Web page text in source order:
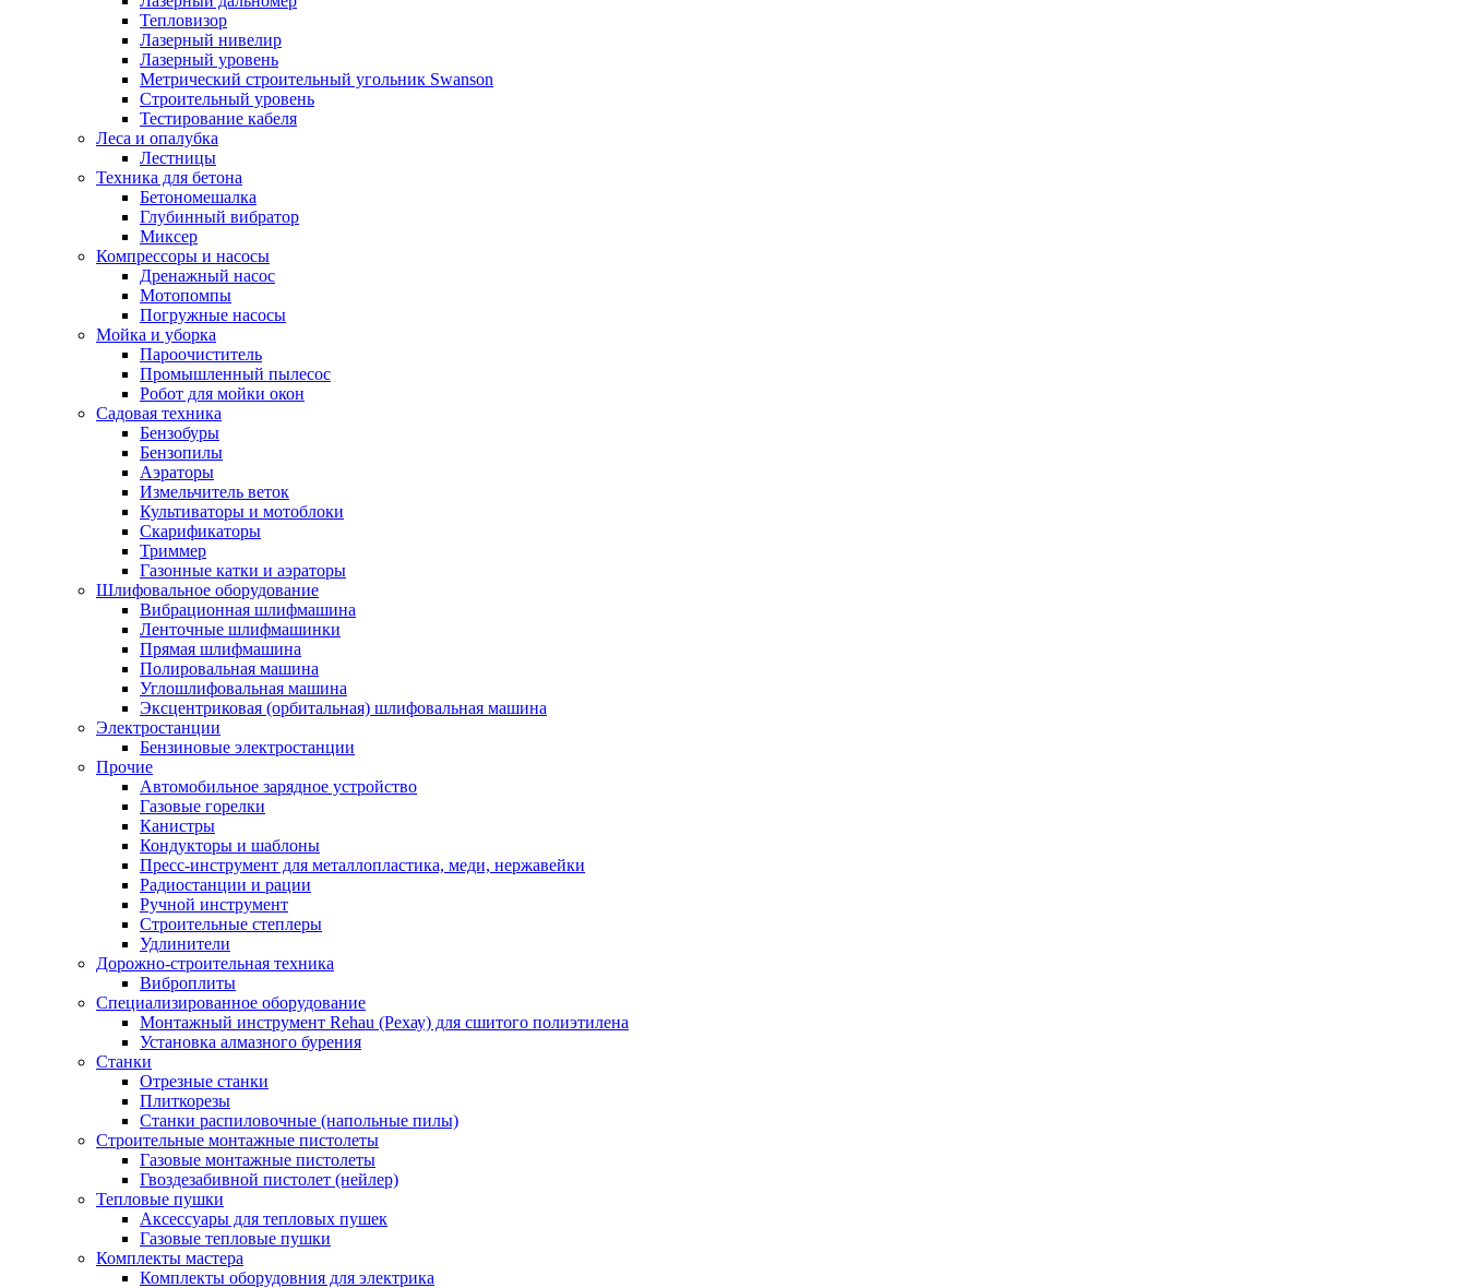
Тепловизор
Лазерный нивелир
Лазерный уровень
Метрический строительный угольник Swanson
Строительный уровень
Тестирование кабеля
Леса и опалубка
Лестницы
Техника для бетона
Бетономешалка
Глубинный вибратор
Миксер
Компрессоры и насосы
Дренажный насос
Мотопомпы
Погружные насосы
Мойка и уборка
Пароочиститель
Промышленный пылесос
Робот для мойки окон
Садовая техника
Бензобуры
Бензопилы
Аэраторы
Измельчитель веток
Культиваторы и мотоблоки
Скарификаторы
Триммер
Газонные катки и аэраторы
Шлифовальное оборудование
Вибрационная шлифмашина
Ленточные шлифмашинки
Прямая шлифмашина
Полировальная машина
Углошлифовальная машина
Эксцентриковая (орбитальная) шлифовальная машина
Электростанции
Бензиновые электростанции
Прочие
Автомобильное зарядное устройство
Газовые горелки
Канистры
Кондукторы и шаблоны
Пресс-инструмент для металлопластика, меди, нержавейки
Радиостанции и рации
Ручной инструмент
Строительные степлеры
Удлинители
Дорожно-строительная техника
Виброплиты
Специализированное оборудование
Монтажный инструмент Rehau (Рехау) для сшитого полиэтилена
Установка алмазного бурения
Станки
Отрезные станки
Плиткорезы
Станки распиловочные (напольные пилы)
Строительные монтажные пистолеты
Газовые монтажные пистолеты
Гвоздезабивной пистолет (нейлер)
Тепловые пушки
Аксессуары для тепловых пушек
Газовые тепловые пушки
Комплекты мастера
Комплекты оборудовния для электрика